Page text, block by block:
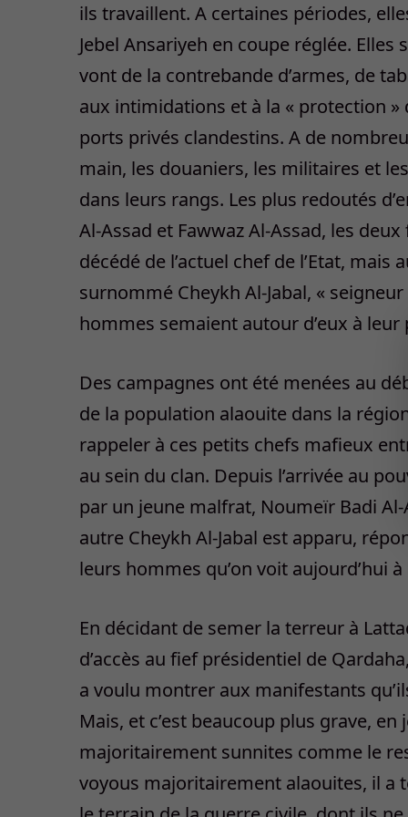
ils travaillent. A certaines périodes,
Jebel Ansariyeh en coupe réglée.
vont de la contrebande d’armes, de
aux intimidations et à la « protection
ports privés clandestins. A de
main, les douaniers, les militaires et
dans leurs rangs. Les plus redoutés
Al-Assad et Fawwaz Al-Assad, les
décédé de l’actuel chef de l’Etat,
surnommé Cheykh Al-Jabal, «
hommes semaient autour d’eux à leur
Des campagnes ont été menées au
de la population alaouite dans la
rappeler à ces petits chefs mafieux
au sein du clan. Depuis l’arrivée au
par un jeune malfrat, Noumeïr Badi Al-
autre Cheykh Al-Jabal est apparu,
leurs hommes qu’on voit aujourd’hui à
En décidant de semer la terreur à
d’accès au fief présidentiel de
a voulu montrer aux manifestants
Mais, et c’est beaucoup plus grave,
majoritairement sunnites comme le
voyous majoritairement alaouites, il a